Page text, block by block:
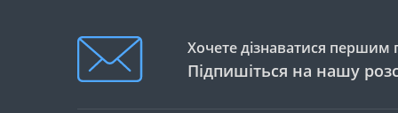
Хочете дізнаватися першим
Підпишіться на нашу